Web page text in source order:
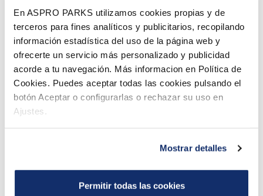
En ASPRO PARKS utilizamos cookies propias y de
terceros para fines analíticos y publicitarios, recopilando
información estadística del uso de la página web y
ofrecerte un servicio más personalizado y publicidad
acorde a tu navegación. Más informacion en Política de
Cookies. Puedes aceptar todas las cookies pulsando el
botón Aceptar o configurarlas o rechazar su uso en
Ajustes.
Mostrar detalles
Permitir todas las cookies
The date your message applies to
Your message (*)